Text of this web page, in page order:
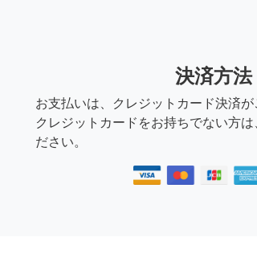
決済方法
お支払いは、クレジットカード決済が
クレジットカードをお持ちでない方は
ださい。